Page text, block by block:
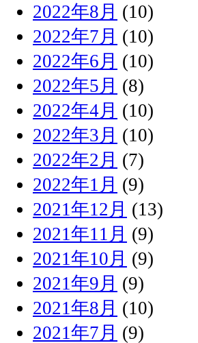
2022年8月 (10)
2022年7月 (10)
2022年6月 (10)
2022年5月 (8)
2022年4月 (10)
2022年3月 (10)
2022年2月 (7)
2022年1月 (9)
2021年12月 (13)
2021年11月 (9)
2021年10月 (9)
2021年9月 (9)
2021年8月 (10)
2021年7月 (9)